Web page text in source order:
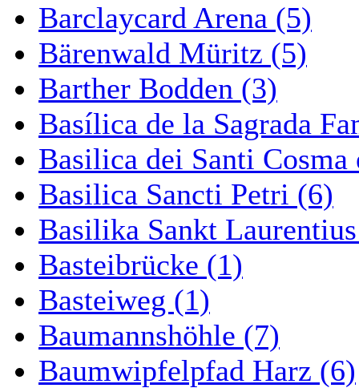
Barclaycard Arena (5)
Bärenwald Müritz (5)
Barther Bodden (3)
Basílica de la Sagrada
Basilica dei Santi
Basilica Sancti Petri (6)
Basilika Sankt
Basteibrücke (1)
Basteiweg (1)
Baumannshöhle (7)
Baumwipfelpfad Harz (6)